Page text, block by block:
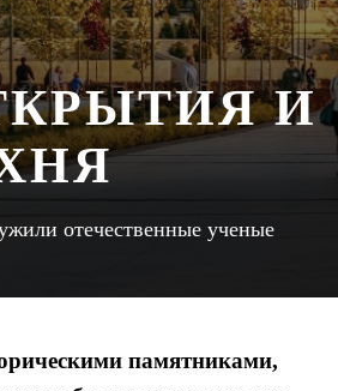
И
отечественные ученые
памятниками,